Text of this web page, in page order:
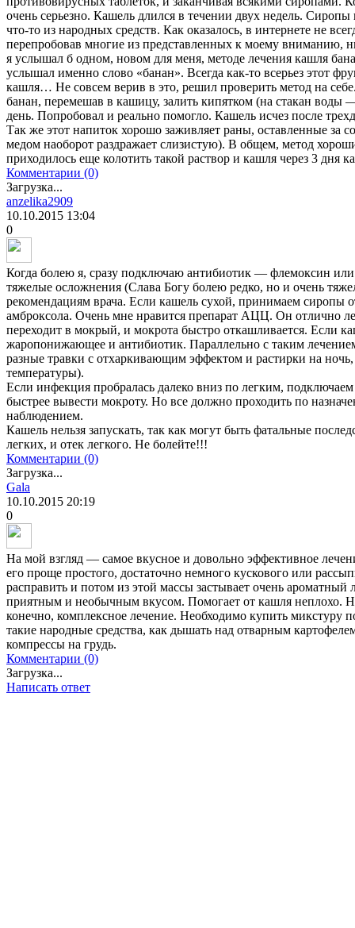
очень серьезно. Кашель длился в течении двух недель.
что-то из народных средств. Как оказалось, в интернете не
перепробовав многие из представленных к моему
я услышал б одном, новом для меня, методе лечения кашля
услышал именно слово «банан». Всегда как-то всерьез этот
кашля… Не совсем верив в это, решил проверить метод на
банан, перемешав в кашицу, залить кипятком (на стакан воды
день. Попробовал и реально помогло. Кашель исчез после
Так же этот напиток хорошо заживляет раны, оставленные за
медом наоборот раздражает слизистую). В общем, метод
приходилось еще колотить такой раствор и кашля через 3 дня
Комментарии (0)
Загрузка...
anzelika2909
10.10.2015 13:04
0
Когда болею я, сразу подключаю антибиотик — флемоксин или
тяжелые осложнения (Слава Богу болею редко, но и очень
рекомендациям врача. Если кашель сухой, принимаем сиропы
амброксола. Очень мне нравится препарат АЦЦ. Он отлично
переходит в мокрый, и мокрота быстро откашливается. Если
жаропонижающее и антибиотик. Параллельно с таким
разные травки с отхаркивающим эффектом и растирки на
температуры).
Если инфекция пробралась далеко вниз по легким,
быстрее вывести мокроту. Но все должно проходить по
наблюдением.
Кашель нельзя запускать, так как могут быть фатальные
легких, и отек легкого. Не болейте!!!
Комментарии (0)
Загрузка...
Gala
10.10.2015 20:19
0
На мой взгляд — самое вкусное и довольно эффективное
его проще простого, достаточно немного кускового или
расправить и потом из этой массы застывает очень
приятным и необычным вкусом. Помогает от кашля неплохо.
конечно, комплексное лечение. Необходимо купить микстуру
такие народные средства, как дышать над отварным
компрессы на грудь.
Комментарии (0)
Загрузка...
Написать ответ